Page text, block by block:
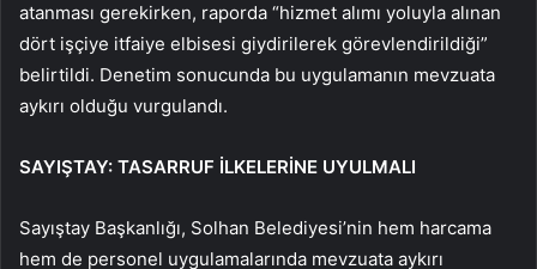
atanması gerekirken, raporda “hizmet alımı yoluyla alınan
dört işçiye itfaiye elbisesi giydirilerek görevlendirildiği”
belirtildi. Denetim sonucunda bu uygulamanın mevzuata
aykırı olduğu vurgulandı.
SAYIŞTAY: TASARRUF İLKELERİNE UYULMALI
Sayıştay Başkanlığı, Solhan Belediyesi’nin hem harcama
hem de personel uygulamalarında mevzuata aykırı